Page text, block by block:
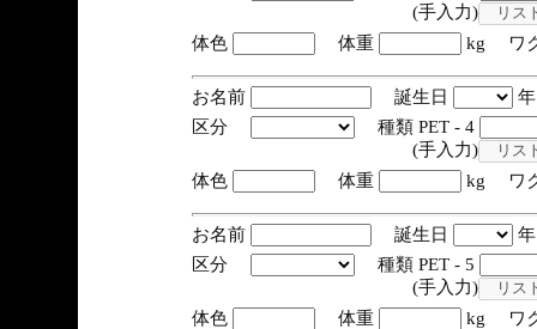
(手入力)
体色
体重 kg ワ
お名前 誕生日
区分
種類 PET - 4
(手入力)
体色
体重 kg ワ
お名前 誕生日
区分
種類 PET - 5
(手入力)
体色
体重 kg ワ